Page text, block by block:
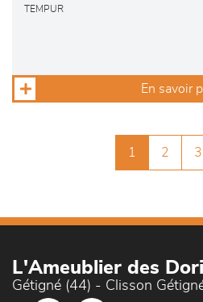
TEMPUR
En savoir
1 2 3
L'Ameublier des
Gétigné (44) - Clisson